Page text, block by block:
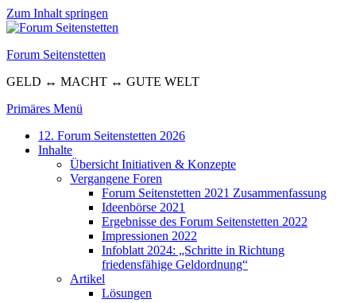
Zum Inhalt springen
Forum Seitenstetten
GELD ↔ MACHT ↔ GUTE WELT
Primäres Menü
12. Forum Seitenstetten 2026
Inhalte
Übersicht Initiativen & Konzepte
Vergangene Foren
Forum Seitenstetten 2021 Zusammenfassung
Ideenbörse 2021
Ergebnisse des Forum Seitenstetten 2022
Impressionen 2022
Infoblatt 2024: „Schritte in Richtung
friedensfähige Geldordnung“
Artikel
Lösungen